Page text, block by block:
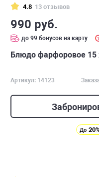
4.8 13 отзывов
990 руб.
до 99 бонусов на карту
Блюдо фарфоровое 15
Артикул: 14123
До